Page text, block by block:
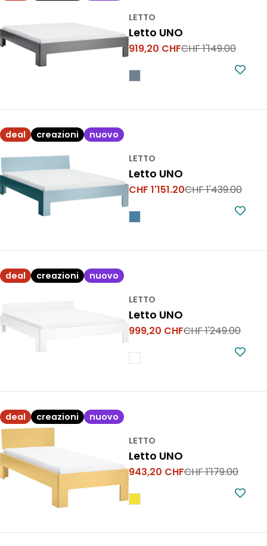
LETTO
Letto UNO
Prezzo
vendita
919,20 CHF
Prezzo
CHF 1'149.00
deal creazioni nuovo
LETTO
Letto UNO
Prezzo
vendita
CHF 1'151.20
Prezzo
CHF 1'439.00
deal creazioni nuovo
LETTO
Letto UNO
Prezzo
vendita
999,20 CHF
Prezzo
CHF 1'249.00
deal creazioni nuovo
LETTO
Letto UNO
Prezzo
vendita
943,20 CHF
Prezzo
CHF 1'179.00